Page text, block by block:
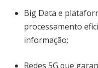
Big Data e
processamento
informação;
Redes 5G que